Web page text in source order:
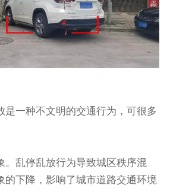
一种不文明的交通行为，可很多
乱停乱放行为导致城区秩序混
的下降，影响了城市道路交通环境